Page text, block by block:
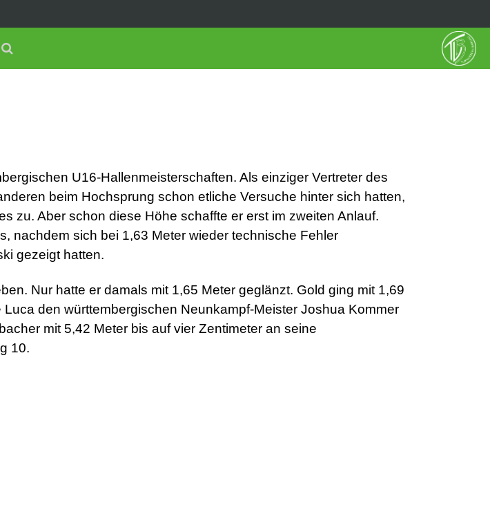
U16-Hallenmeisterschaften. Als einziger Vertreter des
beim Hochsprung schon etliche Versuche hinter sich hatten,
zu. Aber schon diese Höhe schaffte er erst im zweiten Anlauf.
nachdem sich bei 1,63 Meter wieder technische Fehler
gezeigt hatten.
Nur hatte er damals mit 1,65 Meter geglänzt. Gold ging mit 1,69
den württembergischen Neunkampf-Meister Joshua Kommer
mit 5,42 Meter bis auf vier Zentimeter an seine
10.